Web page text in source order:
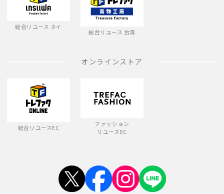
総合リユース タイ
総合リユース 台湾
オンラインストア
総合リユースEC
ファッション
リユースEC